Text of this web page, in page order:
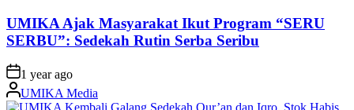
UMIKA Ajak Masyarakat Ikut Program “SERU
SERBU”: Sedekah Rutin Serba Seribu
on 1 year ago
Posted
by
UMIKA Media